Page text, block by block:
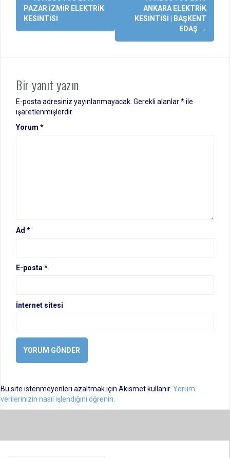
dolaşımı
PAZAR İZMIR ELEKTRIK
KESINTISI
ANKARA ELEKTRIK
KESINTISI | BAŞKENT
EDAŞ →
Bir yanıt yazın
E-posta adresiniz yayınlanmayacak. Gerekli alanlar*ile
işaretlenmişlerdir
Yorum *
Ad *
E-posta *
İnternet sitesi
Bu site istenmeyenleri azaltmak için Akismet kullanır. Yorum
verilerinizin nasıl işlendiğini öğrenin.